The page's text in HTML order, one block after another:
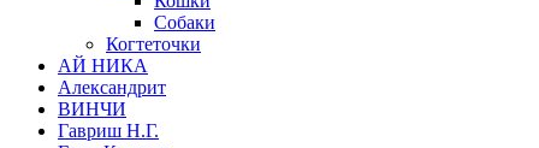
Собаки
Когтеточки
АЙ НИКА
Александрит
ВИНЧИ
Гавриш Н.Г.